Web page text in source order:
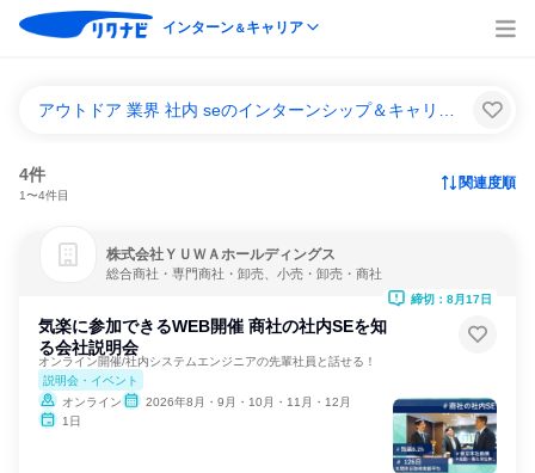
インターン＆キャリア
4件
1〜4件目
関連度順
株式会社ＹＵＷＡホールディングス
総合商社・専門商社・卸売、小売・卸売・商社
気楽に参加できるWEB開催 商社の社内SEを知
る会社説明会
オンライン開催/社内システムエンジニアの先輩社員と話せる！
説明会・イベント
オンライン
2026年8月・9月・10月・11月・12月
1日
締切：8月17日